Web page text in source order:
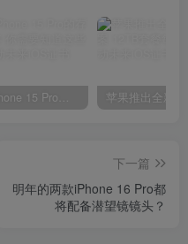
关于iPhone 15 Pro的存储和内存 你需要知道这些信息
下一篇
明年的两款iPhone 16 Pro都
将配备潜望镜镜头？